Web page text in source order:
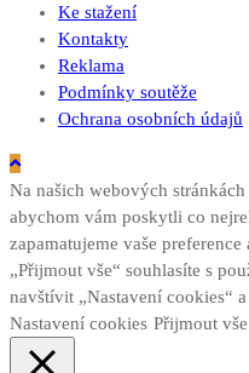
Ke stažení
Kontakty
Reklama
Podmínky soutěže
Ochrana osobních údajů
Na našich webových
abychom vám poskytli co
zapamatujeme vaše
„Přijmout vše“ souhlasíte s
navštívit „Nastavení cookies“
Nastavení cookies Přijmout vše